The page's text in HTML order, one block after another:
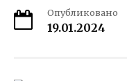
Опубликовано
19.01.2024